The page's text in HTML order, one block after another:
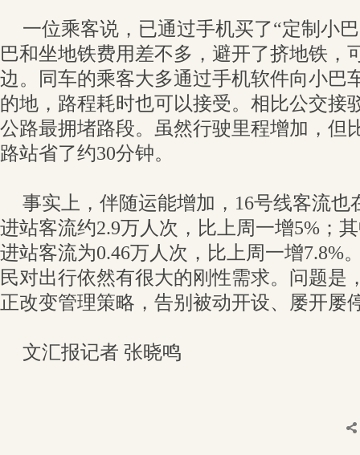
一位乘客说，已通过手机买了“定制小
巴和坐地铁费用差不多，避开了挤地铁，
边。同车的乘客大多通过手机软件向小巴
的地，路程耗时也可以接受。相比公交接
公路最拥堵路段。虽然行驶里程增加，但
路站省了约30分钟。
事实上，伴随运能增加，16号线客流也
进站客流约2.9万人次，比上周一增5%；
进站客流为0.46万人次，比上周一增7.8%
民对出行依然有很大的刚性需求。问题是
正改变管理策略，告别被动开设、屡开屡
文汇报记者 张晓鸣